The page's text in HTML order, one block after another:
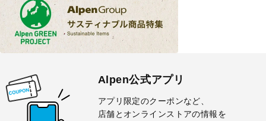
Alpen公式アプリ
アプリ限定のクーポンなど、
店舗とオンラインストアの情報を